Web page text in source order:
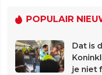
POPULAIR
Dat is
je niet